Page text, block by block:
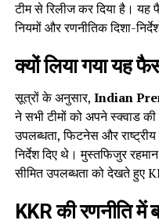
टीम से रिलीज कर दिया है। यह
नियमों और रणनीतिक दिशा-
क्यों लिया गया यह
सूत्रों के अनुसार, Indian
ने सभी टीमों को अपने स्क्वाड की
उपलब्धता, फिटनेस और
निर्देश दिए थे। मुस्तफिजुर
सीमित उपलब्धता को देखते हुए
KKR की रणनीति में